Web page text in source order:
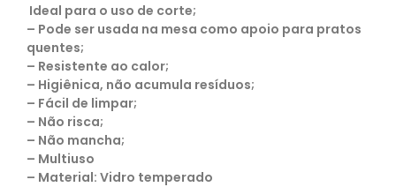
Ideal para o uso de corte;
– Pode ser usada na mesa como apoio para pratos
quentes;
– Resistente ao calor;
– Higiênica, não acumula resíduos;
– Fácil de limpar;
– Não risca;
– Não mancha;
– Multiuso
– Material: Vidro temperado